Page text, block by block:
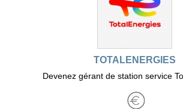
TOTALENERGIES
Devenez gérant de station service